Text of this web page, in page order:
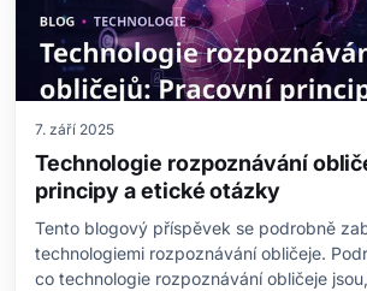
7. září 2025
Technologie rozpoznávání
principy a etické otázky
Tento blogový příspěvek se podrobně
technologiemi rozpoznávání obličeje.
co technologie rozpoznávání obličeje